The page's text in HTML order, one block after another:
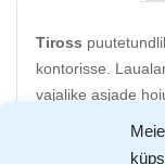
Tiross
kontorisse.
vajalike asjade